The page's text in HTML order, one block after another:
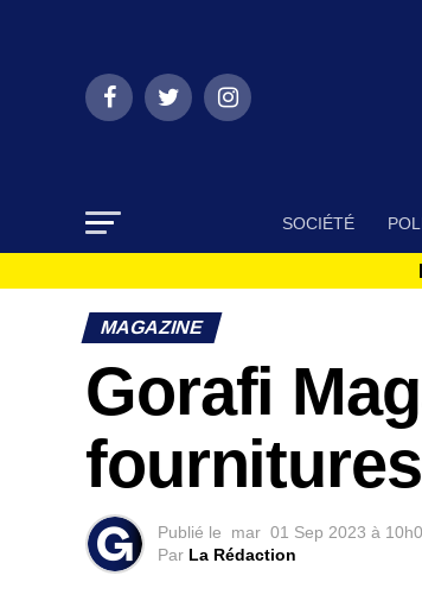
SOCIÉTÉ
MAGAZINE
Gorafi
Publié le mar 01 Sep 2023 à
Par La Rédaction